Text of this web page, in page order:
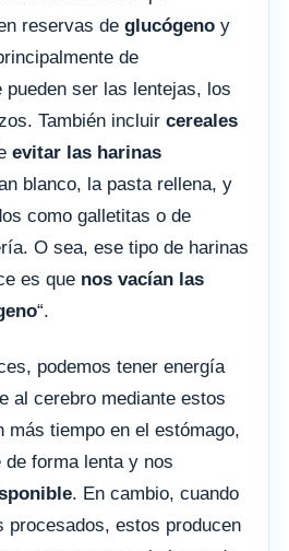
reservas de glucógeno y
de
pueden ser las lentejas, los
También incluir cereales
evitar las harinas
blanco, la pasta rellena, y
como galletitas o de
O sea, ese tipo de harinas
es que nos vacían las
“.
podemos tener energía
al cerebro mediante estos
más tiempo en el estómago,
forma lenta y nos
. En cambio, cuando
procesados, estos producen